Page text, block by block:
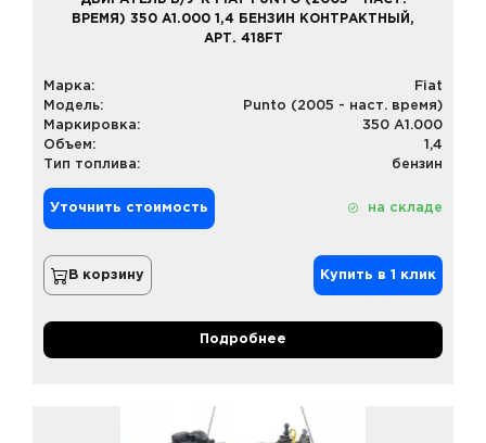
ВРЕМЯ) 350 A1.000 1,4 БЕНЗИН КОНТРАКТНЫЙ,
АРТ. 418FT
Марка:
Fiat
Модель:
Punto (2005 - наст. время)
Маркировка:
350 A1.000
Объем:
1,4
Тип топлива:
бензин
Уточнить стоимость на складе
В корзину Купить в 1 клик
Подробнее